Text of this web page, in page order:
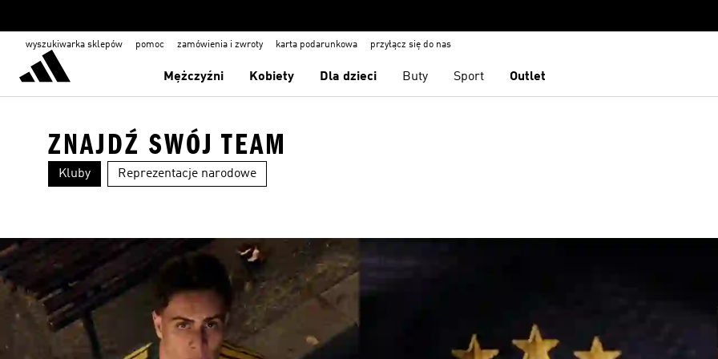
wyszukiwarka sklepów pomoc zamówienia i zwroty karta podarunkowa przyłącz się do nas
Mężczyźni Kobiety Dla dzieci Buty Sport Outlet
ZNAJDŹ SWÓJ TEAM
Kluby Reprezentacje narodowe
Real Madrid Liverpool